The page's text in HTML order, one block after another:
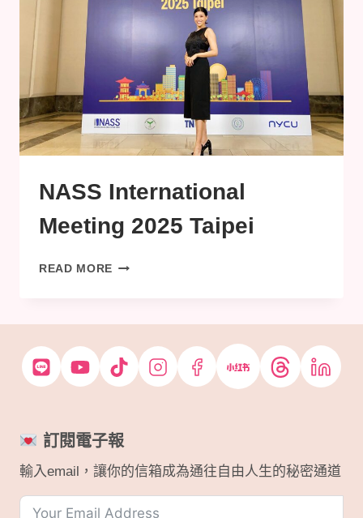
看！
節，
教
你
不
冤
錢
NASS International
Meeting 2025 Taipei
READ MORE NASS
訂閱電子報
輸入email，讓你的信箱成為通往自由人生的秘密通道